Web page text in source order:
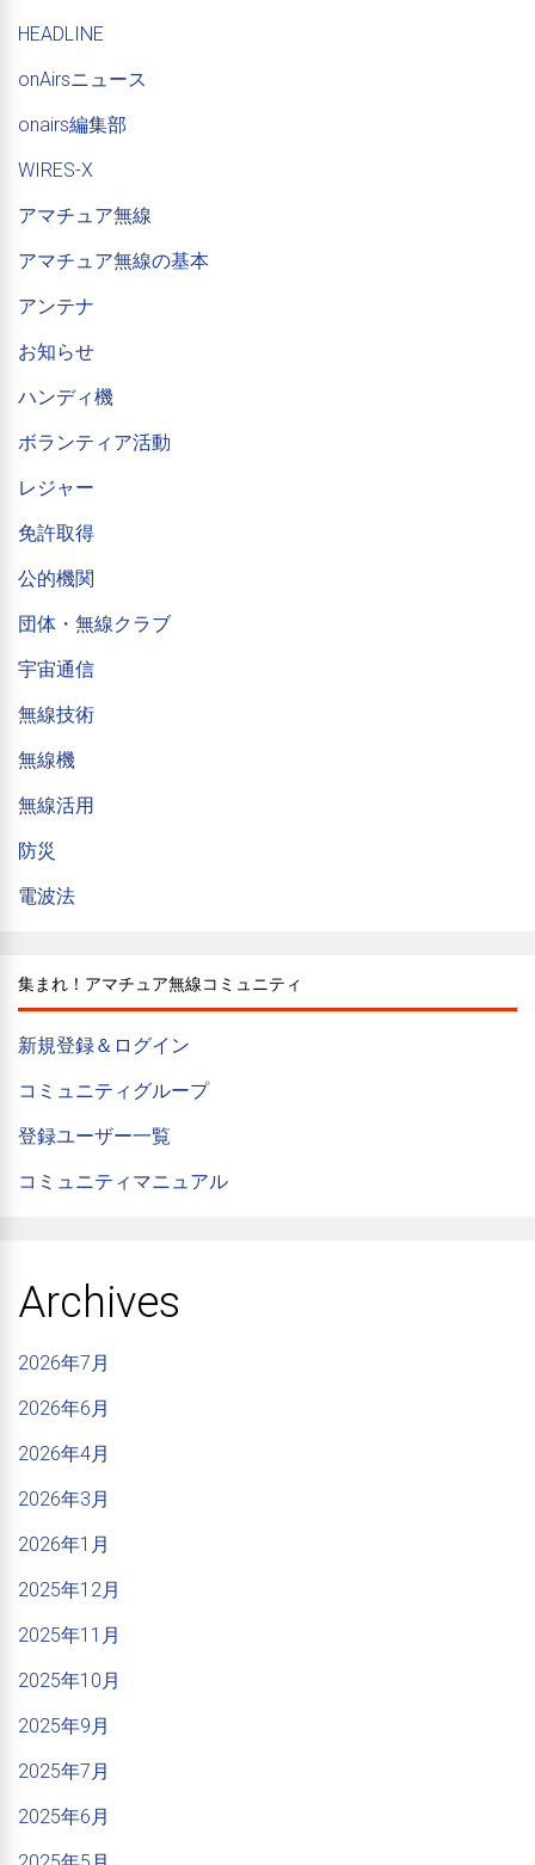
HEADLINE
onAirsニュース
onairs編集部
WIRES-X
アマチュア無線
アマチュア無線の基本
アンテナ
お知らせ
ハンディ機
ボランティア活動
レジャー
免許取得
公的機関
団体・無線クラブ
宇宙通信
無線技術
無線機
無線活用
防災
電波法
集まれ！アマチュア無線コミュニティ
新規登録＆ログイン
コミュニティグループ
登録ユーザー一覧
コミュニティマニュアル
Archives
2026年7月
2026年6月
2026年4月
2026年3月
2026年1月
2025年12月
2025年11月
2025年10月
2025年9月
2025年7月
2025年6月